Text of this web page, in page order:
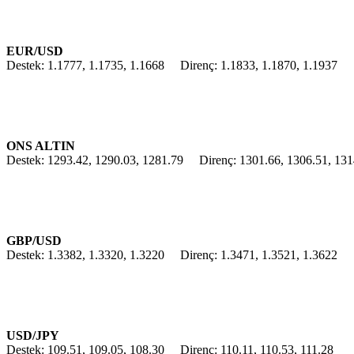
EUR/USD
Destek: 1.1777, 1.1735, 1.1668 Direnç: 1.1833, 1.1870, 1.1937
ONS ALTIN
Destek: 1293.42, 1290.03, 1281.79 Direnç: 1301.66, 1306.51,
GBP/USD
Destek: 1.3382, 1.3320, 1.3220 Direnç: 1.3471, 1.3521, 1.3622
USD/JPY
Destek: 109.51, 109.05, 108.30 Direnç: 110.11, 110.53, 111.28